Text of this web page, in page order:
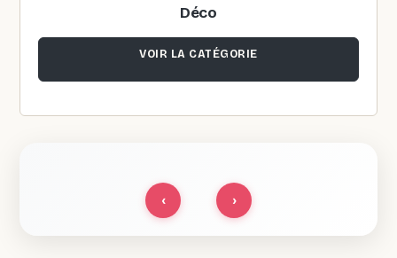
Déco
VOIR LA CATÉGORIE
‹ ›